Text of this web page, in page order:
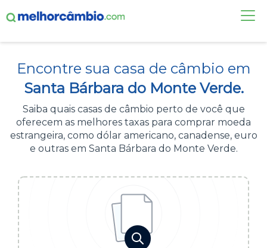
CASAS DE CÂMBIO
DÓLAR HOJE
ALERTA DE CÂMBIO
Acesse sua conta:
BROKER DE OFERTAS
Encontre sua casa de câmbio em
Santa Bárbara do Monte Verde.
Saiba quais casas de câmbio perto de você que
oferecem as melhores taxas para comprar moeda
estrangeira, como dólar americano, canadense, euro
e outras em Santa Bárbara do Monte Verde.